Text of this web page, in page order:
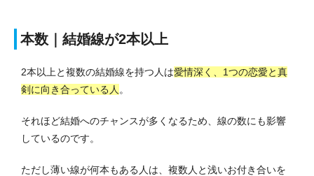
本数｜結婚線が2本以上
2本以上と複数の結婚線を持つ人は愛情深く、1つの恋愛と真
剣に向き合っている人 。
それほど結婚へのチャンスが多くなるため、線の数にも影響
しているのです。
ただし薄い線が何本もある人は、複数人と浅いお付き合いを